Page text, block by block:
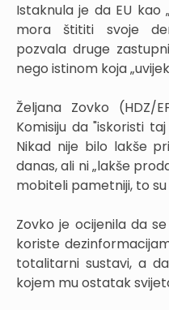
Istaknula je da EU kao
mora štititi svoje
pozvala druge
nego istinom koja
Željana Zovko (HDZ/
Komisiju da "iskoristi
Nikad nije bilo lakše
danas, ali ni „lakše
mobiteli pametniji, to su
Zovko je ocijenila da
koriste
totalitarni sustavi, a
kojem mu ostatak